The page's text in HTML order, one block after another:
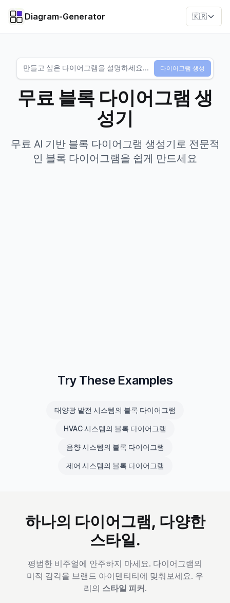
Diagram-Generator 🇰🇷
다이어그램 생성
무료 블록 다이어그램 생
성기
무료 AI 기반 블록 다이어그램 생성기로 전문적
인 블록 다이어그램을 쉽게 만드세요
Try These Examples
태양광 발전 시스템의 블록 다이어그램
HVAC 시스템의 블록 다이어그램
음향 시스템의 블록 다이어그램
제어 시스템의 블록 다이어그램
하나의 다이어그램, 다양한
스타일.
평범한 비주얼에 안주하지 마세요. 다이어그램의
미적 감각을 브랜드 아이덴티티에 맞춰보세요. 우
리의 스타일 피커.